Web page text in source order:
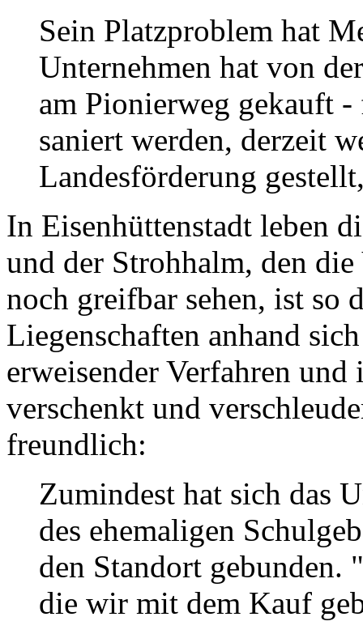
Sein Platzproblem hat
Unternehmen hat von
am Pionierweg gekauft
saniert werden, derzeit
Landesförderung
In Eisenhüttenstadt leben
und der Strohhalm, den
noch greifbar sehen, ist so
Liegenschaften anhand
erweisender Verfahren
verschenkt und
freundlich:
Zumindest hat sich das
des ehemaligen
den Standort gebunden.
die wir mit dem Kauf